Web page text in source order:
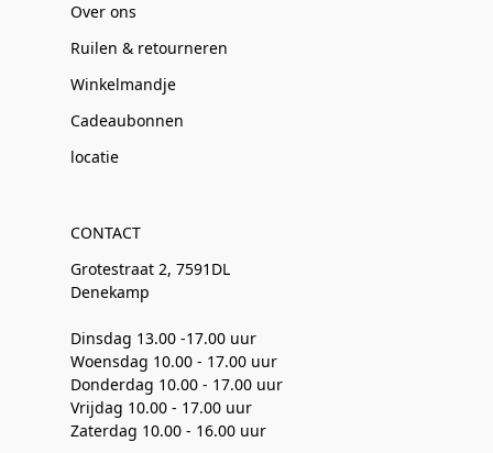
Over ons
Ruilen & retourneren
Winkelmandje
Cadeaubonnen
locatie
CONTACT
Grotestraat 2, 7591DL
Denekamp
Dinsdag 13.00 -17.00 uur
Woensdag 10.00 - 17.00 uur
Donderdag 10.00 - 17.00 uur
Vrijdag 10.00 - 17.00 uur
Zaterdag 10.00 - 16.00 uur